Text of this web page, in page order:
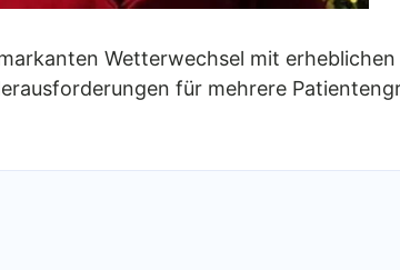
Wetterwechsel mit
für mehrere